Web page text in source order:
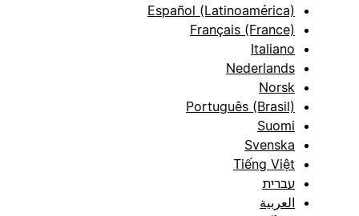
Español (Latinoamérica)
Français (France)
Italiano
Nederlands
Norsk
Português (Brasil)
Suomi
Svenska
Tiếng Việt
עברית
العربية